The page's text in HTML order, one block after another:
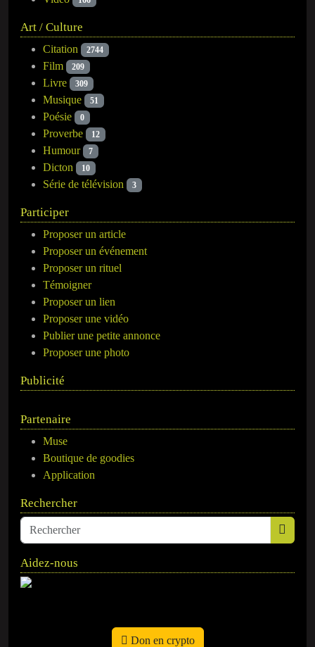
Art / Culture
Citation 2744
Film 209
Livre 309
Musique 51
Poésie 0
Proverbe 12
Humour 7
Dicton 10
Série de télévision 3
Participer
Proposer un article
Proposer un événement
Proposer un rituel
Témoigner
Proposer un lien
Proposer une vidéo
Publier une petite annonce
Proposer une photo
Publicité
Partenaire
Muse
Boutique de goodies
Application
Rechercher
Aidez-nous
Don en crypto